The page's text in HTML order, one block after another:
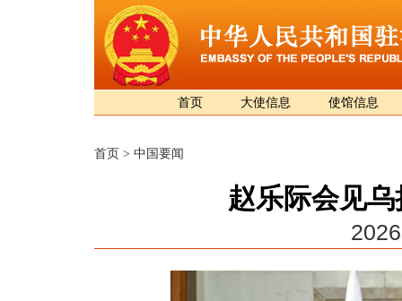
首页 大使信息 使馆信息
首页 > 中国要闻
赵乐际会见